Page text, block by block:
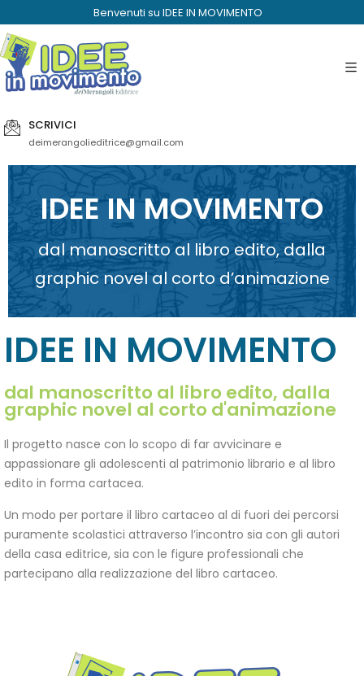
Benvenuti su IDEE IN MOVIMENTO
SCRIVICI
deimerangolieditrice@gmail.com
IDEE IN MOVIMENTO
dal manoscritto al libro edito, dalla
graphic novel al corto d’animazione
IDEE IN MOVIMENTO
dal manoscritto al libro edito, dalla
graphic novel al corto d'animazione
Il progetto nasce con lo scopo di far avvicinare e
appassionare gli adolescenti al patrimonio librario e al libro
edito in forma cartacea.
Un modo per portare il libro cartaceo al di fuori dei percorsi
puramente scolastici attraverso l’incontro sia con gli autori
della casa editrice, sia con le figure professionali che
partecipano alla realizzazione del libro cartaceo.